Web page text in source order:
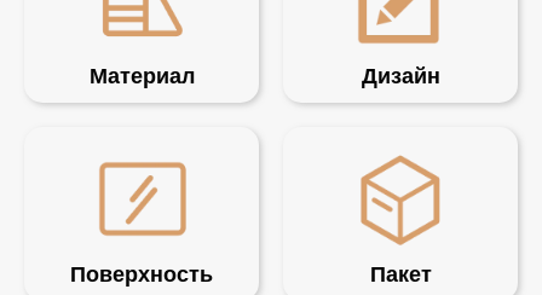
Материал Дизайн
Поверхность Пакет